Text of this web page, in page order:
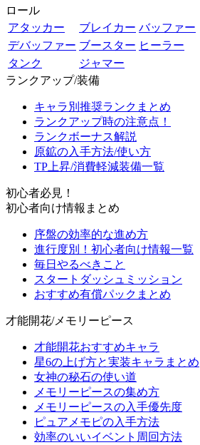
ロール
アタッカー
ブレイカー バッファー
デバッファー ブースター ヒーラー
タンク
ジャマー
ランクアップ/装備
キャラ別推奨ランクまとめ
ランクアップ時の注意点！
ランクボーナス解説
原鉱の入手方法/使い方
TP上昇/消費軽減装備一覧
初心者必見！
初心者向け情報まとめ
序盤の効率的な進め方
進行度別！初心者向け情報一覧
毎日やるべきこと
スタートダッシュミッション
おすすめ有償パックまとめ
才能開花/メモリーピース
才能開花おすすめキャラ
星6の上げ方と実装キャラまとめ
女神の秘石の使い道
メモリーピースの集め方
メモリーピースの入手優先度
ピュアメモピの入手方法
効率のいいイベント周回方法